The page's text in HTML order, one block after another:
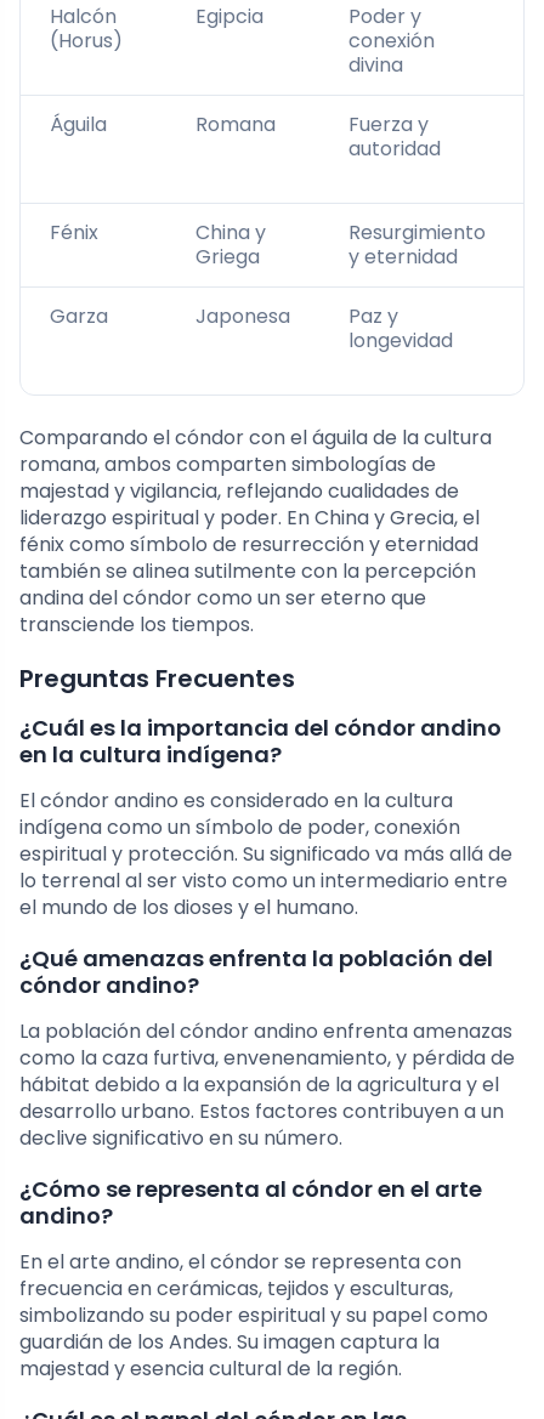
Halcón
(Horus)
Egipcia
Poder y
conexión
divina
Águila Romana
Fuerza y
autoridad
Fénix
China y
Griega
Resurgimiento
y eternidad
Garza Japonesa
Paz y
longevidad
Comparando el cóndor con el águila de la cultura
romana, ambos comparten simbologías de
majestad y vigilancia, reflejando cualidades de
liderazgo espiritual y poder. En China y Grecia, el
fénix como símbolo de resurrección y eternidad
también se alinea sutilmente con la percepción
andina del cóndor como un ser eterno que
transciende los tiempos.
Preguntas Frecuentes
¿Cuál es la importancia del cóndor andino
en la cultura indígena?
El cóndor andino es considerado en la cultura
indígena como un símbolo de poder, conexión
espiritual y protección. Su significado va más allá de
lo terrenal al ser visto como un intermediario entre
el mundo de los dioses y el humano.
¿Qué amenazas enfrenta la población del
cóndor andino?
La población del cóndor andino enfrenta amenazas
como la caza furtiva, envenenamiento, y pérdida de
hábitat debido a la expansión de la agricultura y el
desarrollo urbano. Estos factores contribuyen a un
declive significativo en su número.
¿Cómo se representa al cóndor en el arte
andino?
En el arte andino, el cóndor se representa con
frecuencia en cerámicas, tejidos y esculturas,
simbolizando su poder espiritual y su papel como
guardián de los Andes. Su imagen captura la
majestad y esencia cultural de la región.